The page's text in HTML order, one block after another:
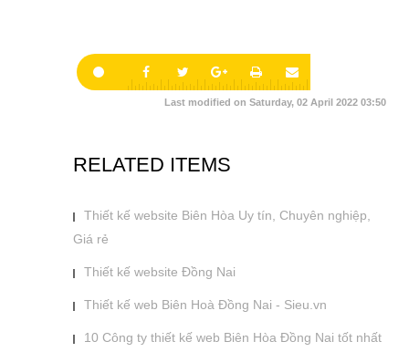
Last modified on Saturday, 02 April 2022 03:50
RELATED ITEMS
Thiết kế website Biên Hòa Uy tín, Chuyên nghiệp,
Giá rẻ
Thiết kế website Đồng Nai
Thiết kế web Biên Hoà Đồng Nai - Sieu.vn
10 Công ty thiết kế web Biên Hòa Đồng Nai tốt nhất